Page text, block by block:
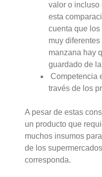
valor o incluso
esta
cuenta que
muy
manzana hay
guardado de
Competencia
través de los
A pesar de estas
un producto que
muchos insumos
de los
corresponda.